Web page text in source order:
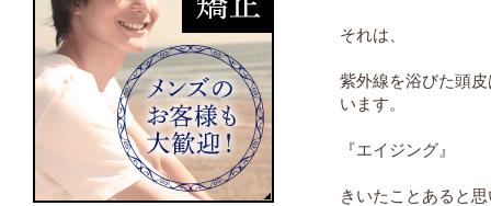
それは、
紫外線を浴びた頭
います。
『エイジング』
きいたことあると